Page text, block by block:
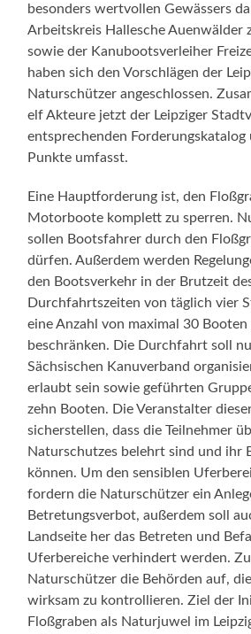
besonders wertvollen Gewässers
Arbeitskreis Hallesche Auenwälder
sowie der Kanubootsverleiher
haben sich den Vorschlägen der
Naturschützer angeschlossen.
elf Akteure jetzt der Leipziger
entsprechenden Forderungskatalog
Punkte umfasst.
Eine Hauptforderung ist, den
Motorboote komplett zu sperren.
sollen Bootsfahrer durch den
dürfen. Außerdem werden
den Bootsverkehr in der Brutzeit
Durchfahrtszeiten von täglich vier
eine Anzahl von maximal 30 Booten
beschränken. Die Durchfahrt soll
Sächsischen Kanuverband
erlaubt sein sowie geführten
zehn Booten. Die Veranstalter
sicherstellen, dass die Teilnehmer
Naturschutzes belehrt sind und ihr
können. Um den sensiblen
fordern die Naturschützer ein
Betretungsverbot, außerdem soll
Landseite her das Betreten und
Uferbereiche verhindert werden.
Naturschützer die Behörden auf,
wirksam zu kontrollieren. Ziel der
Floßgraben als Naturjuwel im